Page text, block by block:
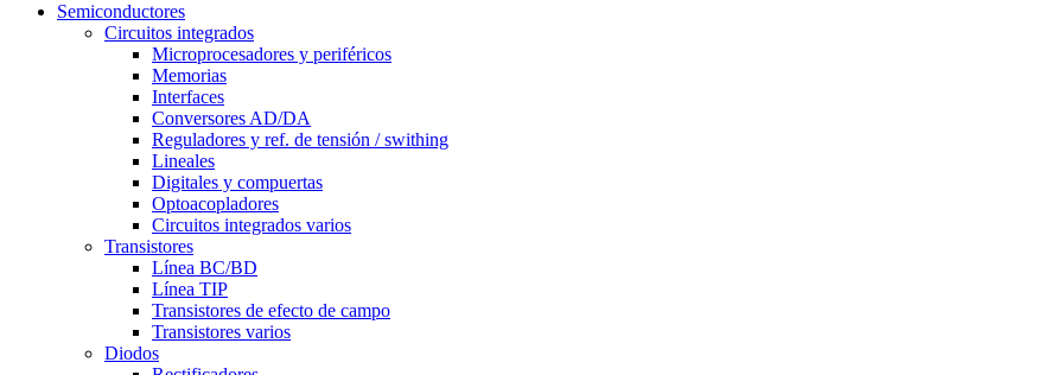
Semiconductores
Circuitos integrados
Microprocesadores y periféricos
Memorias
Interfaces
Conversores AD/DA
Reguladores y ref. de tensión / swithing
Lineales
Digitales y compuertas
Optoacopladores
Circuitos integrados varios
Transistores
Línea BC/BD
Línea TIP
Transistores de efecto de campo
Transistores varios
Diodos